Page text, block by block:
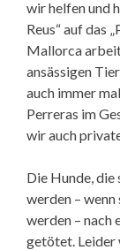
wir helfen und
Reus“ auf das
Mallorca
ansässigen
auch immer
Perreras im
wir auch
Die Hunde,
werden –
werden – nach
getötet. Leider